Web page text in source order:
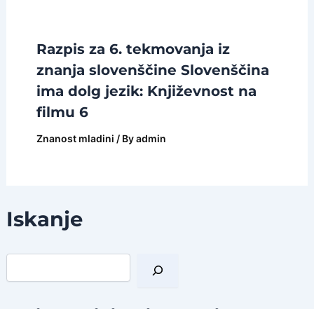
Iskanje
I
Razpis za 6. tekmovanja iz
znanja slovenščine Slovenščina
ima dolg jezik: Književnost na
filmu 6
Znanost mladini / Byadmin